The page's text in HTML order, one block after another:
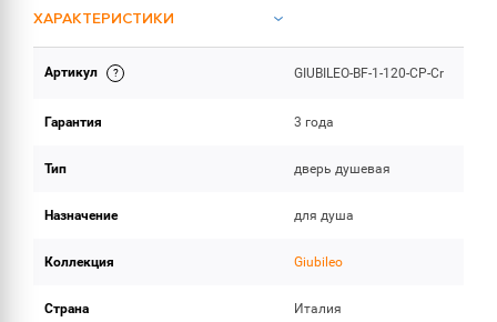
ХАРАКТЕРИСТИКИ
ОБЪЕМ ПОСТАВКИ
Артикул GIUBILEO-BF-1-120-CP-Cr
Гарантия 3 года
Тип дверь душевая
Назначение для душа
Коллекция Giubileo
Страна Италия